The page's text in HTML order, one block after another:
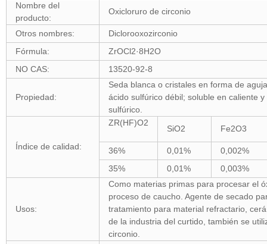
Nombre del
producto:
Oxicloruro de circonio
Otros nombres:
Diclorooxozirconio
Fórmula:
ZrOCl2·8H2O
NO CAS:
13520-92-8
Propiedad:
Seda blanca o cristales en forma de
ácido sulfúrico débil; soluble en caliente
sulfúrico.
Índice de calidad:
ZR(HF)O2
SiO2 Fe2O3
36% 0,01%
0,002%
35%
0,01% 0,003%
Usos:
Como materias primas para procesar el
proceso de caucho. Agente de secado
tratamiento para material refractario,
de la industria del curtido, también se
circonio.